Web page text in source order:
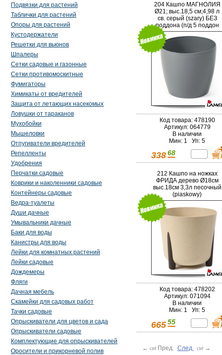
Подвязки для растений
Таблички для растений
Опоры для растений
Кустодержатели
Решетки для вьюнов
Шпалеры
Сетки садовые и газонные
Сетки противомоскитные
Фумигаторы
Химикаты от вредителей
Защита от летающих насекомых
Ловушки от тараканов
Мухобойки
Мышеловки
Отпугиватели вредителей
Репелленты
Удобрения
Перчатки садовые
Коврики и наколенники садовые
Контейнеры садовые
Ведра-туалеты
Души дачные
Умывальники дачные
Баки для воды
Канистры для воды
Лейки для комнатных растений
Лейки садовые
Дождемеры
Фляги
Дачная мебель
Скамейки для садовых работ
Тачки садовые
Опрыскиватели для цветов и сада
Опрыскиватели садовые
Комплектующие для опрыскивателей
Оросители и прикорневой полив
204 Кашпо МАГНОЛИЯ
Ø21; выс.18,5 см;4,98 л
св. серый (szary) БЕЗ
поддона (п/д 5 поддон
арт 051922)
Код товара: 478190
Артикул: 064779
В наличии
Мин: 1 Уп: 5
338 68
212 Кашпо на ножках
ФРИДА дерево Ø18см
выс.18см 3,3л песочный
(piaskowy)
Код товара: 478202
Артикул: 071094
В наличии
Мин: 1 Уп: 5
665 55
← ctrl Пред. След. ctrl →